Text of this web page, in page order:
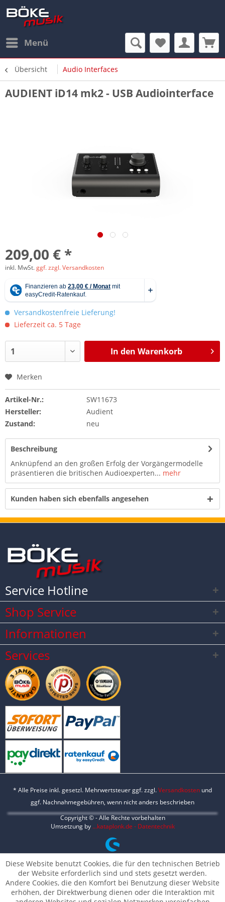
Menü
Übersicht Audio Interfaces
AUDIENT iD14 mk2 - USB Audiointerface
209,00 € *
inkl. MwSt.ggf. zzgl. Versandkosten
Versandkostenfreie Lieferung!
Lieferzeit ca. 5 Tage
In den Warenkorb
Merken
Artikel-Nr.:
SW11673
Hersteller:
Audient
Zustand:
neu
Beschreibung
Anknüpfend an den großen Erfolg der Vorgängermodelle
präsentieren die britischen Audioexperten... mehr
Kunden haben sich ebenfalls angesehen
Service Hotline
Shop Service
Informationen
Services
* Alle Preise inkl. gesetzl. Mehrwertsteuer ggf. zzgl.Versandkosten und
ggf. Nachnahmegebühren, wenn nicht anders beschrieben
Copyright © - Alle Rechte vorbehalten
Umsetzung by ...kataplonk.de - Datentechnik
Diese Website benutzt Cookies, die für den technischen Betrieb
der Website erforderlich sind und stets gesetzt werden.
Andere Cookies, die den Komfort bei Benutzung dieser Website
erhöhen, der Direktwerbung dienen oder die Interaktion mit